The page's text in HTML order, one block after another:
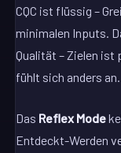
CQC ist flüssig –
minimalen Inputs.
Qualität – Zielen
fühlt sich anders an.
Das Reflex Mode
Entdeckt-Werden